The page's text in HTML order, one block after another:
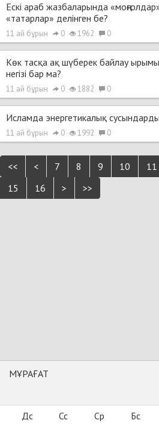
Ескі араб жазбаларында
«татарлар» делінген бе?
11 ай бұрын 0 1962 0
Көк тасқа ақ шүберек байлау
негізі бар ма?
11 ай бұрын 0 1882 0
Исламда энергетикалық сусындардың
11 ай бұрын 0 1992 0
<< < 7 8 9 10 11
15
16 > >>
МҰРАҒАТ
Дс Сс Ср Бс